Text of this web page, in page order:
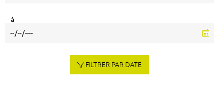
à
FILTRER PAR DATE